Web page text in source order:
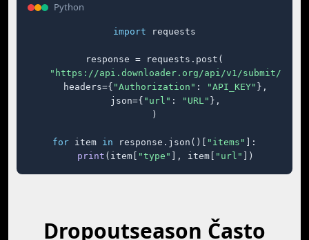
Python
import requests
response = requests.post(
"https://api.downloader.org/api/v1/submit/"
    headers={
"Authorization" : "API_KEY" },
    json={
"url" : "URL" },
)
for item in response.json()[ "items"
]:
print (item[ "type" ], item[ "url" ])
Dropoutseason Často